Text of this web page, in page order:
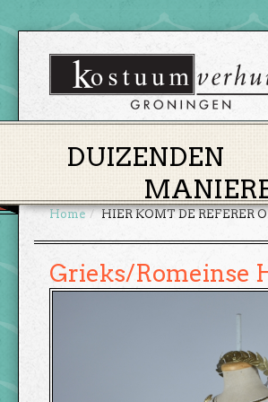
DUIZENDEN
Home HIER KOMT DE REFERER
Grieks/Romeinse